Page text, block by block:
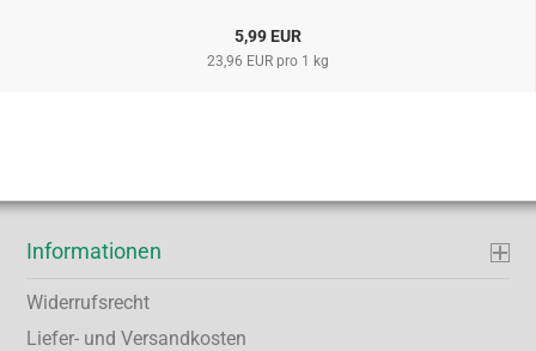
5,99 EUR
23,96 EUR pro 1 kg
Informationen
Widerrufsrecht
Liefer- und Versandkosten